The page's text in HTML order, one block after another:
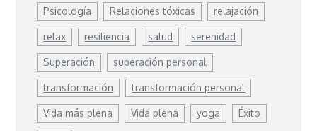
Psicología Relaciones tóxicas relajación
relax resiliencia salud serenidad
Superación superación personal
transformación transformación personal
Vida más plena Vida plena yoga Éxito